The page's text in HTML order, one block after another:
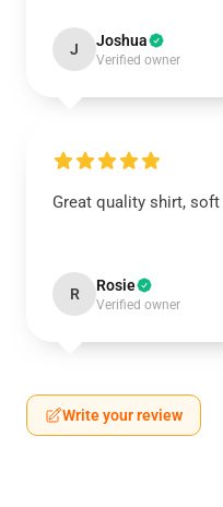
J Joshua
Verified owner
Great quality shirt,
R Rosie
Verified owner
Write your review